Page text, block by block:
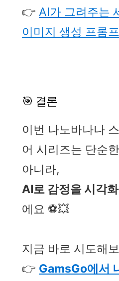
👉 AI가 그려주는
이미지 생성 프롬
🎯 결론
이번 나노바나나
어 시리즈는 단순
아니라,
AI로 감정을 시각
에요 ⚽💥
지금 바로 시도해
👉 GamsGo에서